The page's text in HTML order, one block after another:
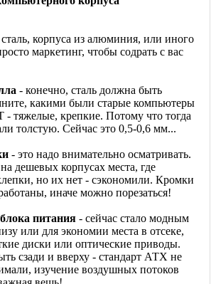
сталь, корпуса из алюминия, или иного
маркетинг, чтобы содрать с вас
- конечно, сталь должна быть
какими были старые компьютеры
тяжелые, крепкие. Потому что тогда
толстую. Сейчас это 0,5-0,6 мм...
- это надо внимательно осматривать.
дешевых корпусах места, где
но их нет - сэкономили. Кромки
иначе можно порезаться!
питания - сейчас стало модным
или для экономии места в отсеке,
диски или оптические приводы.
сзади и вверху - стандарт АТХ не
изучение воздушных потоков